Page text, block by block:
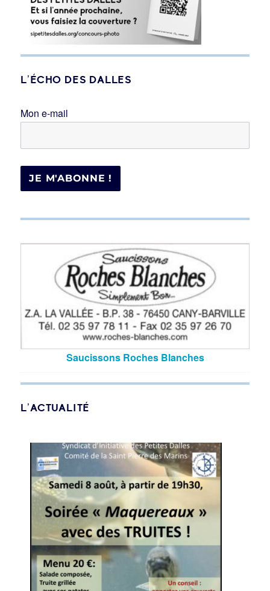
L’ÉCHO DES DALLES
Mon e-mail
Saucissons Roches Blanches
L’ACTUALITÉ